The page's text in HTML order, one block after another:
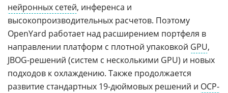
нейронных сетей, инференса и
высокопроизводительных расчетов. Поэтому
OpenYard работает над расширением портфеля в
направлении платформ с плотной упаковкой GPU,
JBOG-решений (систем с несколькими GPU) и новых
подходов к охлаждению. Также продолжается
развитие стандартных 19-дюймовых решений и OCP-